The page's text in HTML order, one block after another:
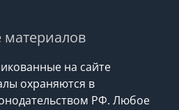
на сайте
охраняются в
РФ. Любое